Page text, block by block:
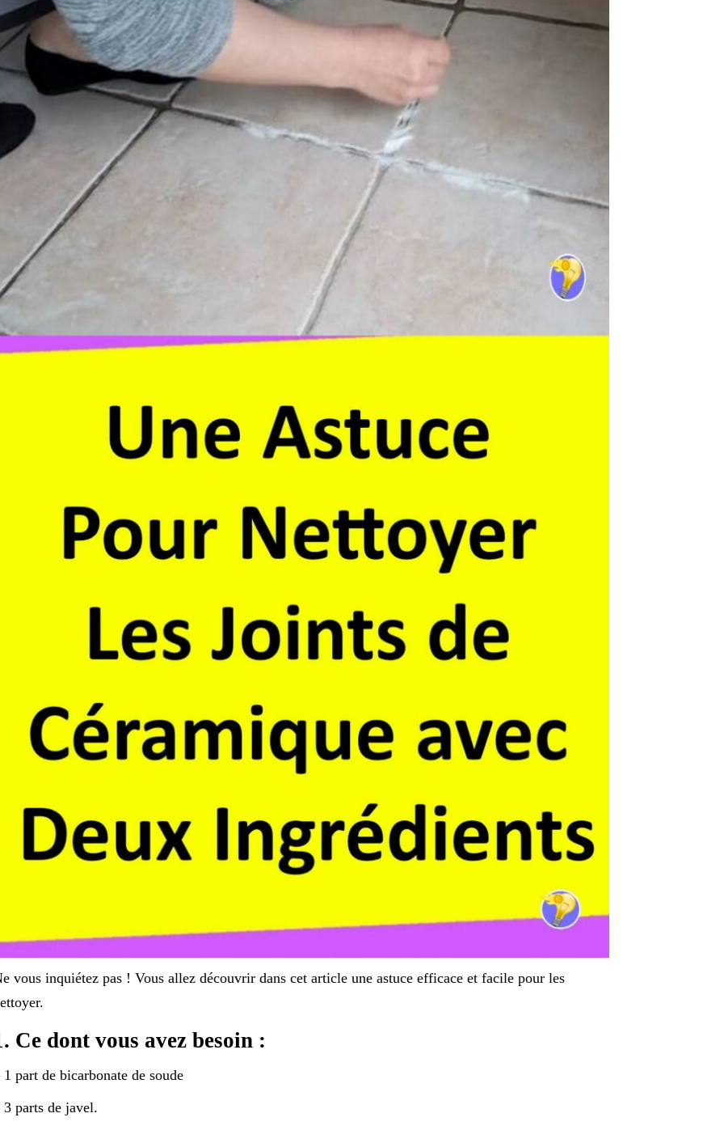
vous inquiétez pas ! Vous allez découvrir dans cet article une astuce efficace et facile pour les
Ce dont vous avez besoin :
1 part de bicarbonate de soude
3 parts de javel.